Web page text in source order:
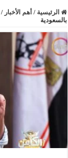
الرئيسية / أهم الأخبار /
بالسعودية